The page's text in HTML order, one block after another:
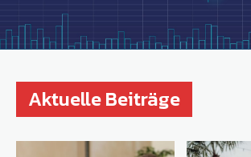
Aktuelle Beiträge